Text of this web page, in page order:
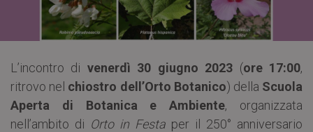
L’incontro di venerdì 30 giugno 2023 (ore 17:00,
ritrovo nel chiostro dell’Orto Botanico) della Scuola
Aperta di Botanica e Ambiente, organizzata
nell’ambito di Orto in Festa per il 250° anniversario